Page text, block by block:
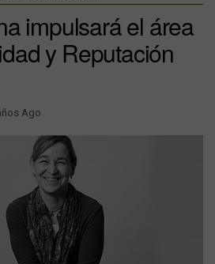
impulsará el área
y Reputación
Ago